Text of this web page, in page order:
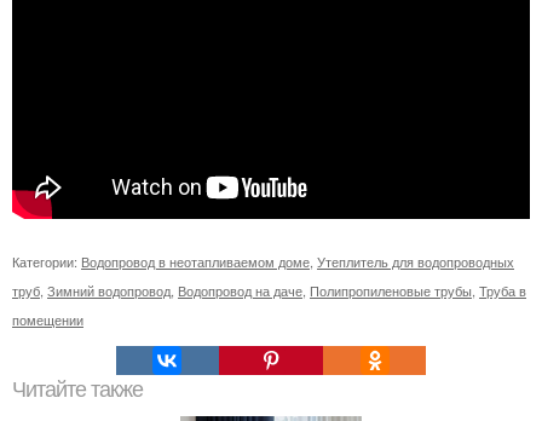
Категории: Водопровод в неотапливаемом доме Утеплитель для водопроводных
труб Зимний водопровод Водопровод на даче Полипропиленовые трубы Труба в
помещении
Читайте также